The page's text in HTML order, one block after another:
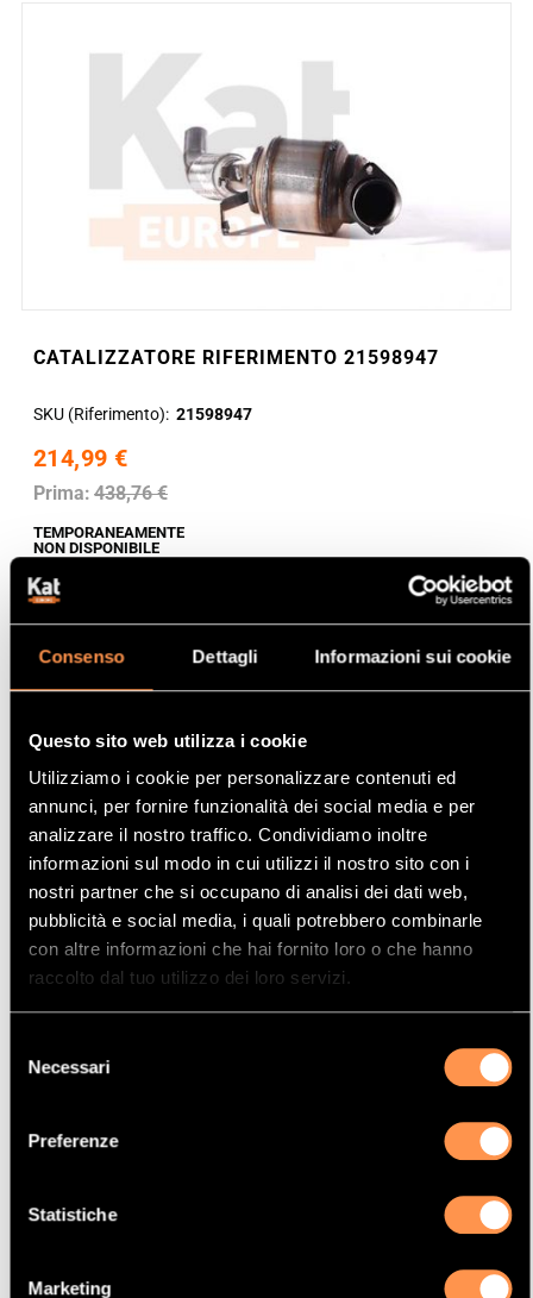
Consenso Dettagli Informazioni sui cookie
Questo sito web utilizza i cookie
Utilizziamo i cookie per personalizzare contenuti ed
annunci, per fornire funzionalità dei social media e per
analizzare il nostro traffico. Condividiamo inoltre
informazioni sul modo in cui utilizzi il nostro sito con i
nostri partner che si occupano di analisi dei dati web,
pubblicità e social media, i quali potrebbero combinarle
con altre informazioni che hai fornito loro o che hanno
raccolto dal tuo utilizzo dei loro servizi.
delNecessari
Preferenze
Statistiche
Marketing
CATALIZZATORE RIFERIMENTO 21598947
SKU (Riferimento) 21598947
214,99 €
Prima: 438,76 €
TEMPORANEAMENTE
NON DISPONIBILE
Mostrare Per pagina
La vostra selezione
Prodotto
Catalizzatore